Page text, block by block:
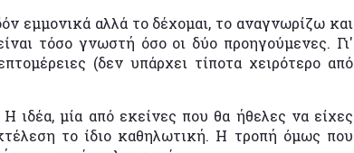
εμμονικά αλλά το δέχομαι, το αναγνωρίζω και
τόσο γνωστή όσο οι δύο προηγούμενες. Γι'
(δεν υπάρχει τίποτα χειρότερο από
ιδέα, μία από εκείνες που θα ήθελες να είχες
το ίδιο καθηλωτική. Η τροπή όμως που